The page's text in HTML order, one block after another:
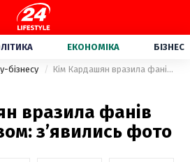
ЕКОНОМІКА БІЗНЕС
бізнесу Кім Кардашян вразила фанів новим образом: з’явились фото
вразила фанів
з’явились фото